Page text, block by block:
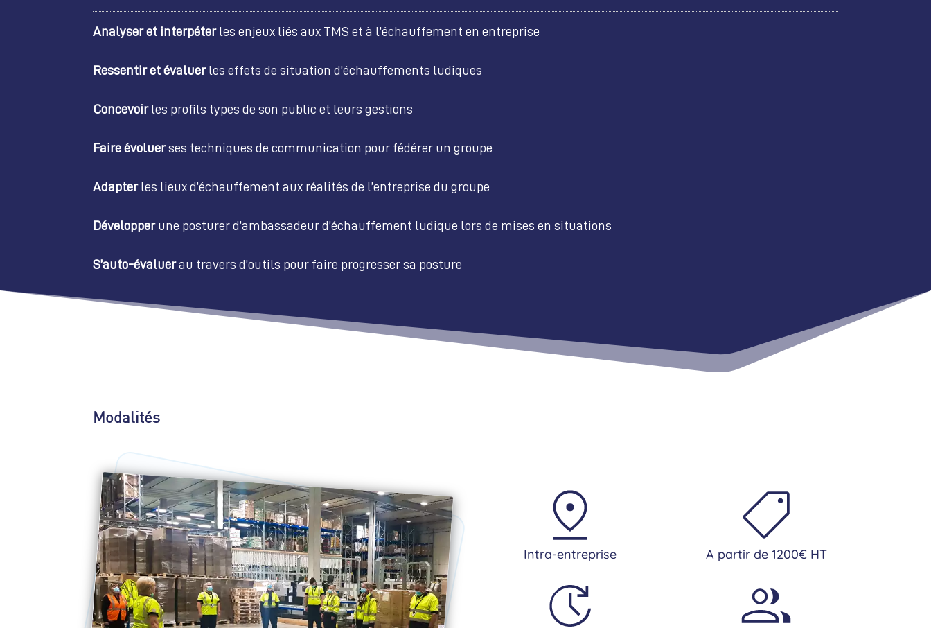
Analyser et interpéterles enjeux liés aux TMS et à l’échauffement en entreprise
Ressentir et évaluerles effets de situation d’échauffements ludiques
Concevoir les profils types de son public et leurs gestions
Faire évoluerses techniques de communication pour fédérer un groupe
Adapterles lieux d’échauffement aux réalités de l’entreprise du groupe
Développerune posturer d’ambassadeur d’échauffement ludique lors de mises en situations
S’auto-évaluerau travers d’outils pour faire progresser sa posture
Modalités
Intra-entreprise A partir de 1200€ HT